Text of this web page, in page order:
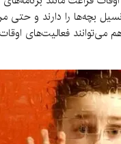
بچه‌ها را دارند و حتی
می‌توانند فعالیت‌های